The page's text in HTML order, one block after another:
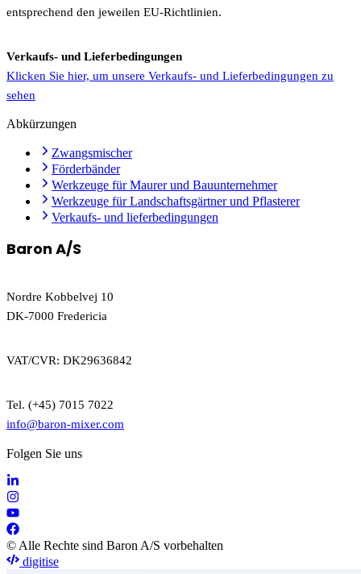
entsprechend den jeweilen EU-Richtlinien.
Verkaufs- und Lieferbedingungen
Klicken Sie hier, um unsere Verkaufs- und Lieferbedingungen zu
sehen
Abkürzungen
Zwangsmischer
Förderbänder
Werkzeuge für Maurer und Bauunternehmer
Werkzeuge für Landschaftsgärtner und Pflasterer
Verkaufs- und lieferbedingungen
Baron A/S
Nordre Kobbelvej 10
DK-7000 Fredericia
VAT/CVR: DK29636842
Tel. (+45) 7015 7022
info@baron-mixer.com
Folgen Sie uns
© Alle Rechte sind Baron A/S vorbehalten
digitise